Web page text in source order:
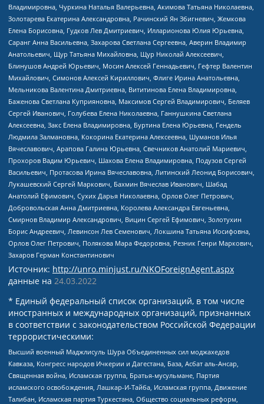
Владимировна, Чуркина Наталья Валерьевна, Акимова Татьяна Николаевна,
Золотарева Екатерина Александровна, Рачинский Ян Збигневич, Жемкова
Елена Борисовна, Гудков Лев Дмитриевич, Илларионова Юлия Юрьевна,
Саранг Анна Васильевна, Захарова Светлана Сергеевна, Аверин Владимир
Анатольевич, Щур Татьяна Михайловна, Щур Николай Алексеевич,
Блинушов Андрей Юрьевич, Мосин Алексей Геннадьевич, Гефтер Валентин
Михайлович, Симонов Алексей Кириллович, Флиге Ирина Анатольевна,
Мельникова Валентина Дмитриевна, Вититинова Елена Владимировна,
Баженова Светлана Куприяновна, Максимов Сергей Владимирович, Беляев
Сергей Иванович, Голубева Елена Николаевна, Ганнушкина Светлана
Алексеевна, Закс Елена Владимировна, Буртина Елена Юрьевна, Гендель
Людмила Залмановна, Кокорина Екатерина Алексеевна, Шуманов Илья
Вячеславович, Арапова Галина Юрьевна, Свечников Анатолий Мариевич,
Прохоров Вадим Юрьевич, Шахова Елена Владимировна, Подузов Сергей
Васильевич, Протасова Ирина Вячеславовна, Литинский Леонид Борисович,
Лукашевский Сергей Маркович, Бахмин Вячеслав Иванович, Шабад
Анатолий Ефимович, Сухих Дарья Николаевна, Орлов Олег Петрович,
Добровольская Анна Дмитриевна, Королева Александра Евгеньевна,
Смирнов Владимир Александрович, Вицин Сергей Ефимович, Золотухин
Борис Андреевич, Левинсон Лев Семенович, Локшина Татьяна Иосифовна,
Орлов Олег Петрович, Полякова Мара Федоровна, Резник Генри Маркович,
Захаров Герман Константинович
Источник: http://unro.minjust.ru/NKOForeignAgent.aspx
данные на 24.03.2022
* Единый федеральный список организаций, в том числе
иностранных и международных организаций, признанных
в соответствии с законодательством Российской Федерации
террористическими:
Высший военный Маджлисуль Шура Объединенных сил моджахедов
Кавказа, Конгресс народов Ичкерии и Дагестана, База, Асбат аль-Ансар,
Священная война, Исламская группа, Братья-мусульмане, Партия
исламского освобождения, Лашкар-И-Тайба, Исламская группа, Движение
Талибан, Исламская партия Туркестана, Общество социальных реформ,